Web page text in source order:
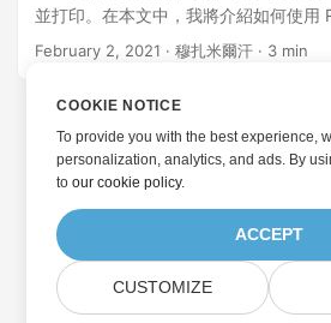
並打印。在本文中，我將介紹如何使用
件。 本文應涵蓋以下主題： 文件合併
SDK 對於合併文件，我將使用
.NET SDK API。它是一個功能豐富的
將多個文檔合併為一個，將單個文檔拆
重新排序或替換文檔頁面、更改頁面方
為 Cloud API 提供 Java、PHP、
SDK 作為其文檔合併家族成員。 您可
在包管理器控制台中使用以下命令將
Cloud 安裝到您的 Visual Studio 項目
February 2, 2021 · 穆扎米爾汗 · 3 min
COOKIE NOTICE
To provide you with the best experience,
personalization, analytics, and ads. By
toour cookie policy.
ACCEPT
CUSTOMIZE